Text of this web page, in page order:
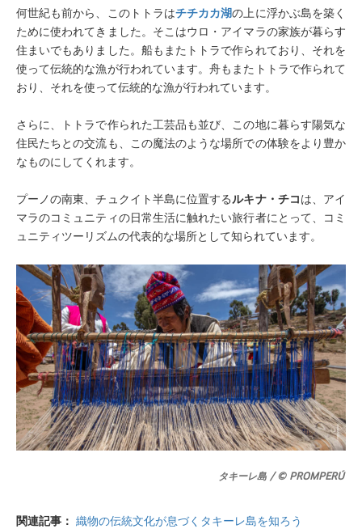
何世紀も前から、このトトラはチチカカ湖の上に浮かぶ島を築く
ために使われてきました。そこはウロ・アイマラの家族が暮らす
住まいでもありました。船もまたトトラで作られており、それを
使って伝統的な漁が行われています。舟もまたトトラで作られて
おり、それを使って伝統的な漁が行われています。
さらに、トトラで作られた工芸品も並び、この地に暮らす陽気な
住民たちとの交流も、この魔法のような場所での体験をより豊か
なものにしてくれます。
プーノの南東、チュクイト半島に位置するルキナ・チコは、アイ
マラのコミュニティの日常生活に触れたい旅行者にとって、コミ
ュニティツーリズムの代表的な場所として知られています。
タキーレ島 / © PROMPERÚ
関連記事： 織物の伝統文化が息づくタキーレ島を知ろう